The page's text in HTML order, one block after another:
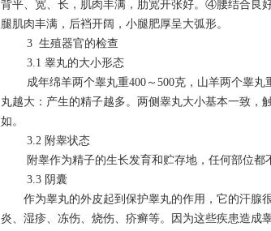
背平、宽、长，肌肉丰满，肋宽开张好。④腰结合良
腿肌肉丰满，后裆开阔，小腿肥厚呈大弧形。
3 生殖器官的检查
3.1 睾丸的大小形态
成年绵羊两个睾丸重400～500克，山羊两个睾丸
丸越大：产生的精子越多。两侧睾丸大小基本一致，
如。
3.2 附睾状态
附睾作为精子的生长发育和贮存地，任何部位都
3.3 阴囊
作为睾丸的外皮起到保护睾丸的作用，它的汗腺
炎、湿疹、冻伤、烧伤、疥癣等。因为这些疾患造成